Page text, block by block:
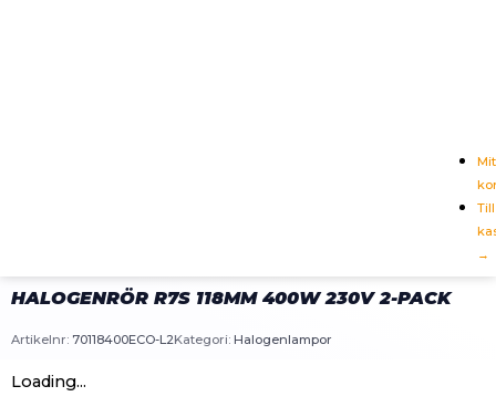
Till
→
HALOGENRÖR R7S 118MM 400W 230V 2-PACK
Artikelnr: 70118400ECO-L2Kategori: Halogenlampor
Loading...